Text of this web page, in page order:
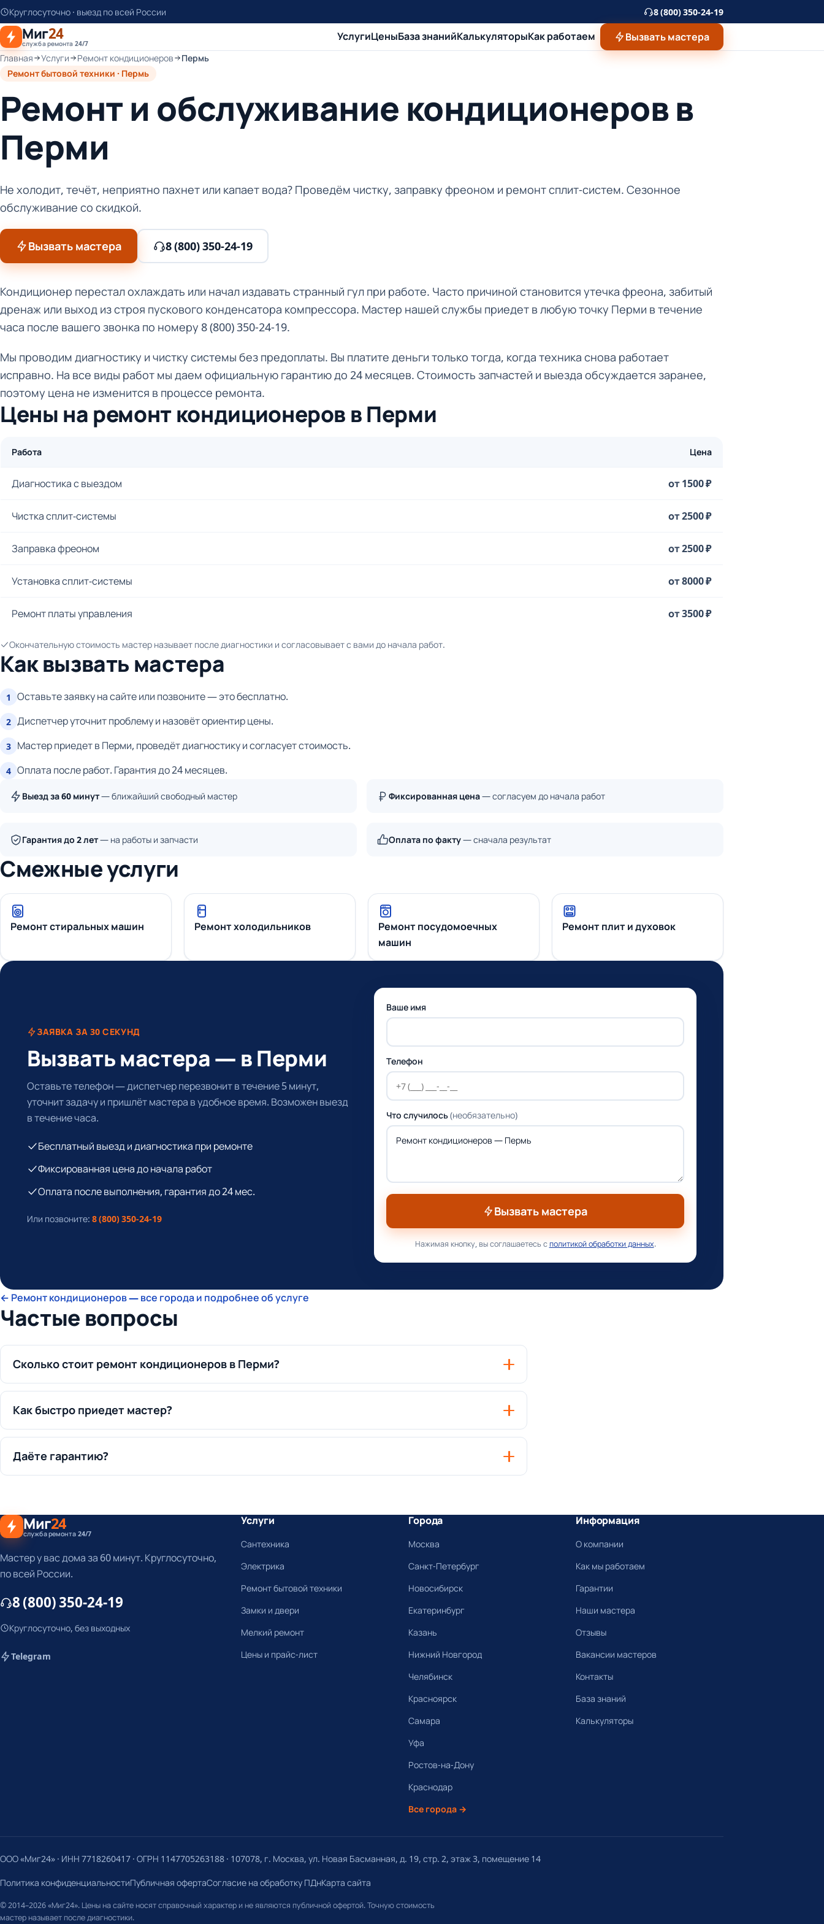
К
основному
контенту
Круглосуточно · выезд по всей России 8 (800) 350-24-19
Миг24
служба ремонта 24/7
УслугиЦеныБаза знанийКалькуляторыКак работаем Вызвать мастера
Главная Услуги Ремонт кондиционеров
Пермь
Ремонт бытовой техники · Пермь
Ремонт и обслуживание кондиционеров в
Перми
Не холодит, течёт, неприятно пахнет или капает вода? Проведём чистку, заправку фреоном и ремонт сплит-систем. Сезонное
обслуживание со скидкой.
Вызвать мастера 8 (800) 350-24-19
Кондиционер перестал охлаждать или начал издавать странный гул при работе. Часто причиной становится утечка фреона, забитый
дренаж или выход из строя пускового конденсатора компрессора. Мастер нашей службы приедет в любую точку Перми в течение
часа после вашего звонка по номеру 8 (800) 350-24-19.
Мы проводим диагностику и чистку системы без предоплаты. Вы платите деньги только тогда, когда техника снова работает
исправно. На все виды работ мы даем официальную гарантию до 24 месяцев. Стоимость запчастей и выезда обсуждается заранее,
поэтому цена не изменится в процессе ремонта.
Цены на ремонт кондиционеров в Перми
Работа Цена
Диагностика с выездом от 1500 ₽
Чистка сплит-системы от 2500 ₽
Заправка фреоном от 2500 ₽
Установка сплит-системы от 8000 ₽
Ремонт платы управления от 3500 ₽
Окончательную стоимость мастер называет после диагностики и согласовывает с вами до начала работ.
Как вызвать мастера
1 Оставьте заявку на сайте или позвоните — это бесплатно.
2 Диспетчер уточнит проблему и назовёт ориентир цены.
3 Мастер приедет в Перми, проведёт диагностику и согласует стоимость.
4 Оплата после работ. Гарантия до 24 месяцев.
Выезд за 60 минут— ближайший свободный мастер Фиксированная цена— согласуем до начала работ
Гарантия до 2 лет— на работы и запчасти Оплата по факту— сначала результат
Смежные услуги
Ремонт стиральных машин Ремонт холодильников
Ремонт посудомоечных
машин
Ремонт плит и духовок
ЗАЯВКА ЗА 30 СЕКУНД
Вызвать мастера — в Перми
Оставьте телефон — диспетчер перезвонит в течение 5 минут,
уточнит задачу и пришлёт мастера в удобное время. Возможен выезд
в течение часа.
Бесплатный выезд и диагностика при ремонте
Фиксированная цена до начала работ
Оплата после выполнения, гарантия до 24 мес.
Или позвоните: 8 (800) 350-24-19
Ваше имя
Телефон
Что случилось(необязательно)
Вызвать мастера
Нажимая кнопку, вы соглашаетесь сполитикой обработки данных.
← Ремонт кондиционеров — все города и подробнее об услуге
Частые вопросы
Сколько стоит ремонт кондиционеров в Перми?
Как быстро приедет мастер?
Даёте гарантию?
Миг24
служба ремонта 24/7
Мастер у вас дома за 60 минут. Круглосуточно,
по всей России.
8 (800) 350-24-19
Круглосуточно, без выходных
Telegram
Услуги
Сантехника
Электрика
Ремонт бытовой техники
Замки и двери
Мелкий ремонт
Цены и прайс-лист
Города
Москва
Санкт-Петербург
Новосибирск
Екатеринбург
Казань
Нижний Новгород
Челябинск
Красноярск
Самара
Уфа
Ростов-на-Дону
Краснодар
Все города →
Информация
О компании
Как мы работаем
Гарантии
Наши мастера
Отзывы
Вакансии мастеров
Контакты
База знаний
Калькуляторы
ООО «Миг24» · ИНН 7718260417 · ОГРН 1147705263188 · 107078, г. Москва, ул. Новая Басманная, д. 19, стр. 2, этаж 3, помещение 14
Политика конфиденциальностиПубличная офертаСогласие на обработку ПДнКарта сайта
© 2014–2026 «Миг24». Цены на сайте носят справочный характер и не являются публичной офертой. Точную стоимость
мастер называет после диагностики.